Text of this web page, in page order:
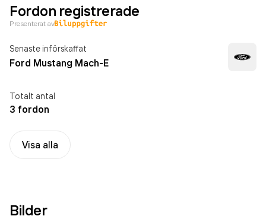
Fordon registrerade
Presenterat av
Senaste införskaffat
Ford Mustang Mach-E
Totalt antal
3 fordon
Visa alla
Bilder